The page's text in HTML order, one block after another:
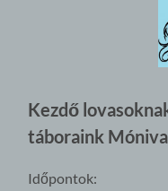
Kezdő
táboraink
Időpontok: